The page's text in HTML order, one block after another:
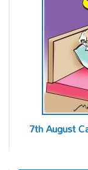
7th August